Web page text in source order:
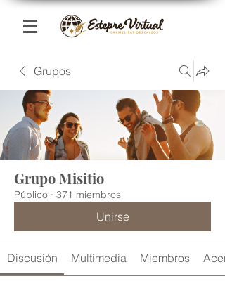
Grupos
Grupo Misitio
Público · 371 miembros
Unirse
Discusión Multimedia Miembros